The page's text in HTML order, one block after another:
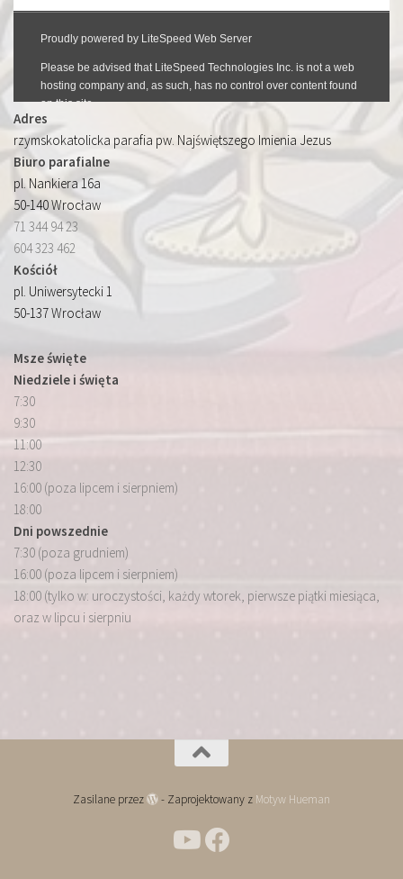
Adres
rzymskokatolicka parafia pw. Najświętszego Imienia Jezus
Biuro parafialne
pl. Nankiera 16a
50-140 Wrocław
71 344 94 23
604 323 462
Kościół
pl. Uniwersytecki 1
50-137 Wrocław
Msze święte
Niedziele i święta
7:30
9:30
11:00
12:30
16:00 (poza lipcem i sierpniem)
18:00
Dni powszednie
7:30 (poza grudniem)
16:00 (poza lipcem i sierpniem)
18:00 (tylko w: uroczystości, każdy wtorek, pierwsze piątki miesiąca,
oraz w lipcu i sierpniu
Zasilane przez - Zaprojektowany z Motyw Hueman